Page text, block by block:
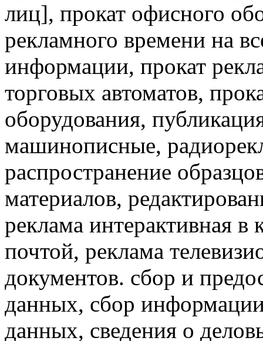
лиц], прокат офисного
рекламного времени на
информации, прокат
торговых автоматов,
оборудования,
машинописные,
распространение
материалов,
реклама интерактивная
почтой, реклама
документов. сбор и
данных, сбор
данных, сведения о